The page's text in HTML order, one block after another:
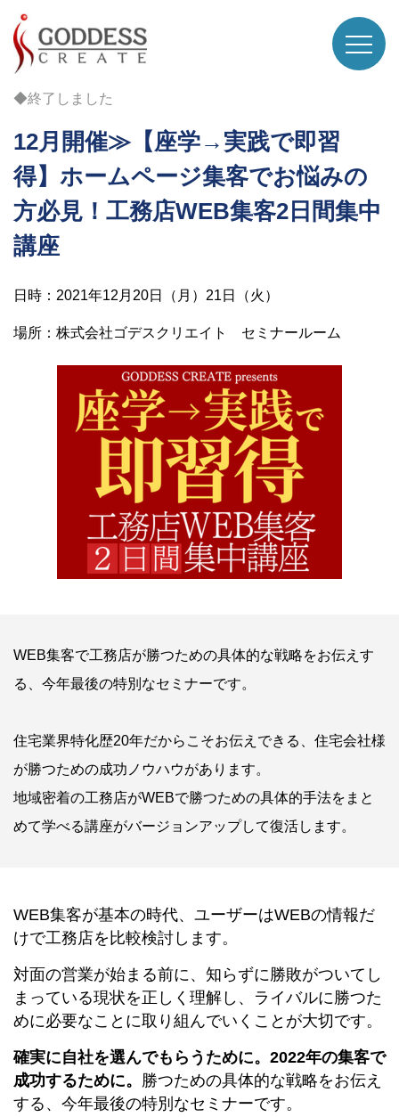
◆終了しました
12月開催≫【座学→実践で即習
得】ホームページ集客でお悩みの
方必見！工務店WEB集客2日間集中
講座
日時：2021年12月20日（月）21日（火）
場所：株式会社ゴデスクリエイト セミナールーム
WEB集客で工務店が勝つための具体的な戦略をお伝えす
る、今年最後の特別なセミナーです。
住宅業界特化歴20年だからこそお伝えできる、住宅会社様
が勝つための成功ノウハウがあります。
地域密着の工務店がWEBで勝つための具体的手法をまと
めて学べる講座がバージョンアップして復活します。
WEB集客が基本の時代、ユーザーはWEBの情報だ
けで工務店を比較検討します。
対面の営業が始まる前に、知らずに勝敗がついてし
まっている現状を正しく理解し、 ライバルに勝つた
めに必要なことに取り組んでいくことが大切です。
確実に自社を選んでもらうために。2022年の集客で
成功するために。 勝つための具体的な戦略をお伝え
する、今年最後の特別なセミナーです。